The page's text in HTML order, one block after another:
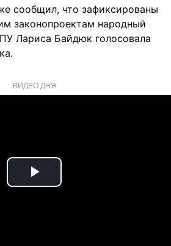
сообщил, что зафиксированы
законопроектам народный
Лариса Байдюк голосовала
ВИДЕО ДНЯ
Play